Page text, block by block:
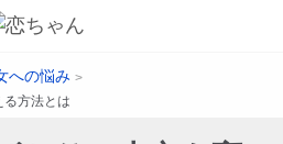
への悩み >
方法とは